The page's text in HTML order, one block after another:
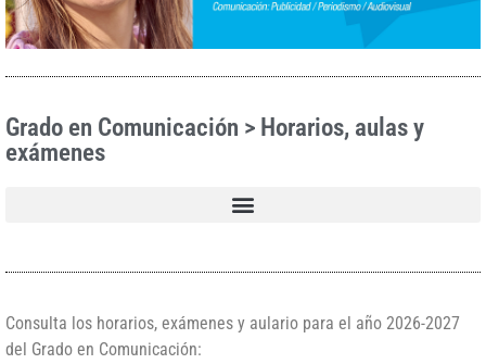
Grado en Comunicación > Horarios, aulas y
exámenes
Consulta los horarios, exámenes y aulario para el año 2026-2027
del Grado en Comunicación: